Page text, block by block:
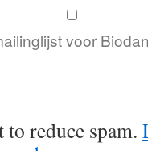
voor
reduce spam.